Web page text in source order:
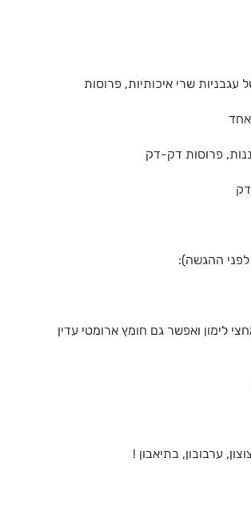
שרי איכותיות, פרוסות
אחד
ההגשה):
לימון ואפשר גם חומץ ארומטי עדין
ערבובון, בתיאבון !